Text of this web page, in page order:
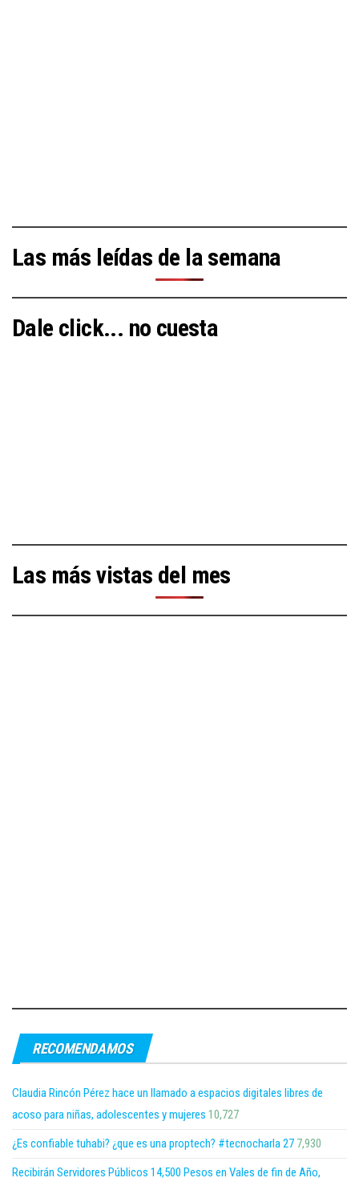
Las más leídas de la semana
Dale click... no cuesta
Las más vistas del mes
RECOMENDAMOS
Claudia Rincón Pérez hace un llamado a espacios digitales libres de
acoso para niñas, adolescentes y mujeres 10,727
¿Es confiable tuhabi? ¿que es una proptech? #tecnocharla 27 7,930
Recibirán Servidores Públicos 14,500 Pesos en Vales de fin de Año,